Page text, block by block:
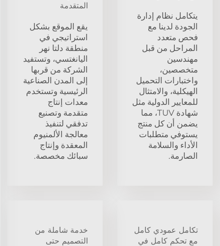
يتكامل نظام إدارة
الجودة لدينا مع
فحص متعدد
المراحل من قبل
مهندسين
متخصصين،
واختبارات التحميل
الهيكلية، والامتثال
للمعايير الدولية مثل
شهادة TUV، مما
يضمن أن كل منتج
يستوفي متطلبات
الأداء والسلامة
الصارمة.
المتقدمة
يقع الموقع بشكل
استراتيجي في
منطقة دلتا نهر
اليانغتسي، وتستفيد
الشركة من قربها
إلى المدن الصناعية
الرئيسية وتستخدم
معدات إنتاج
متقدمة وتصنيع
تدفقي لتنفيذ
معالجة الألمنيوم
المعقدة وإنتاج
سبائك مخصصة.
تكامل عمودي كامل
مع تحكم كامل في
خدمة شاملة من
التصميم حتى